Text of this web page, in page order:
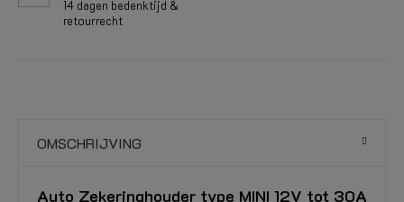
14 dagen bedenktijd &
retourrecht
OMSCHRIJVING
Auto Zekeringhouder type MINI 12V tot 30A